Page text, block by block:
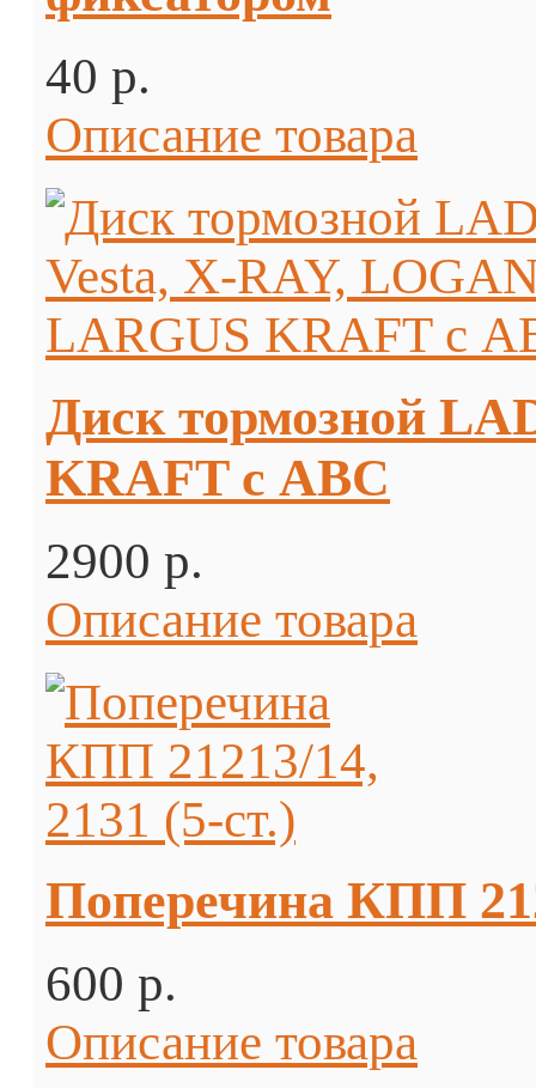
40 p.
Описание товара
Диск тормозной
KRAFT с ABC
2900 p.
Описание товара
Поперечина КПП
600 p.
Описание товара